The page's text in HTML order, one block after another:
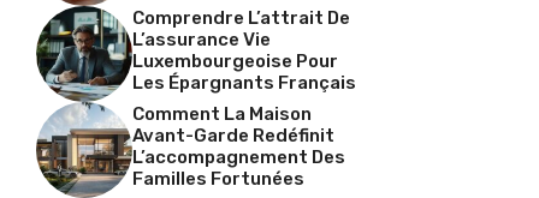
Comprendre L’attrait De
L’assurance Vie
Luxembourgeoise Pour
Les Épargnants Français
Comment La Maison
Avant-Garde Redéfinit
L’accompagnement Des
Familles Fortunées